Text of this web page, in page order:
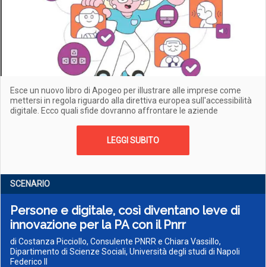
Esce un nuovo libro di Apogeo per illustrare alle imprese come
mettersi in regola riguardo alla direttiva europea sull'accessibilità
digitale. Ecco quali sfide dovranno affrontare le aziende
LEGGI SUBITO
SCENARIO
Persone e digitale, così diventano leve di
innovazione per la PA con il Pnrr
di Costanza Picciollo, Consulente PNRR e Chiara Vassillo,
Dipartimento di Scienze Sociali, Università degli studi di Napoli
Federico II